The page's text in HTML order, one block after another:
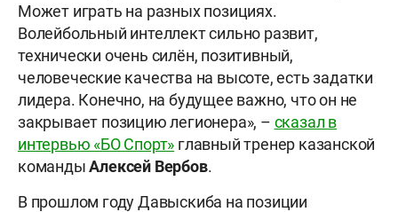
Может играть на разных позициях.
Волейбольный интеллект сильно развит,
технически очень силён, позитивный,
человеческие качества на высоте, есть задатки
лидера. Конечно, на будущее важно, что он не
закрывает позицию легионера», – сказал в
интервью «БО Спорт» главный тренер казанской
командыАлексей Вербов.
В прошлом году Давыскиба на позиции